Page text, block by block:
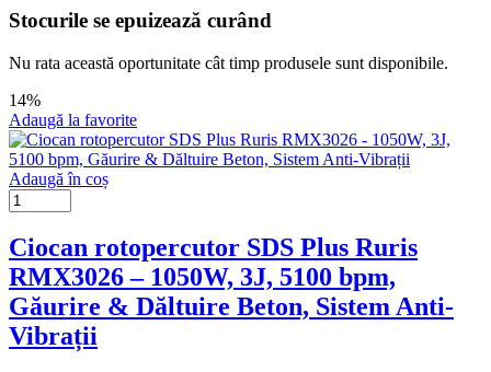
Stocurile se epuizează curând
Nu rata această oportunitate cât timp produsele sunt disponibile.
14%
Adaugă la favorite
Adaugă în coș
Ciocan rotopercutor SDS Plus Ruris
RMX3026 – 1050W, 3J, 5100 bpm,
Găurire & Dăltuire Beton, Sistem Anti-
Vibrații